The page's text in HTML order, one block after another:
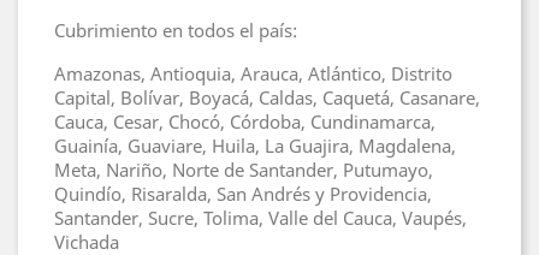
Cubrimiento en todos el país:
Amazonas, Antioquia, Arauca, Atlántico, Distrito
Capital, Bolívar, Boyacá, Caldas, Caquetá, Casanare,
Cauca, Cesar, Chocó, Córdoba, Cundinamarca,
Guainía, Guaviare, Huila, La Guajira, Magdalena,
Meta, Nariño, Norte de Santander, Putumayo,
Quindío, Risaralda, San Andrés y Providencia,
Santander, Sucre, Tolima, Valle del Cauca, Vaupés,
Vichada